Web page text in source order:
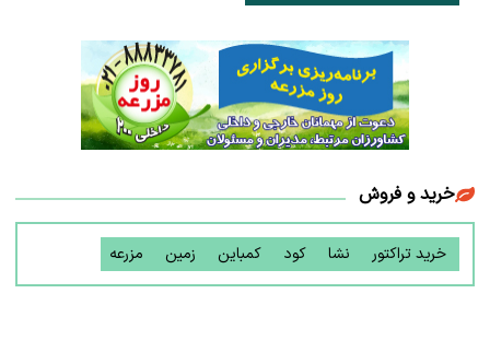
خرید و فروش
خرید تراکتور نشا کود کمباین زمین مزرعه